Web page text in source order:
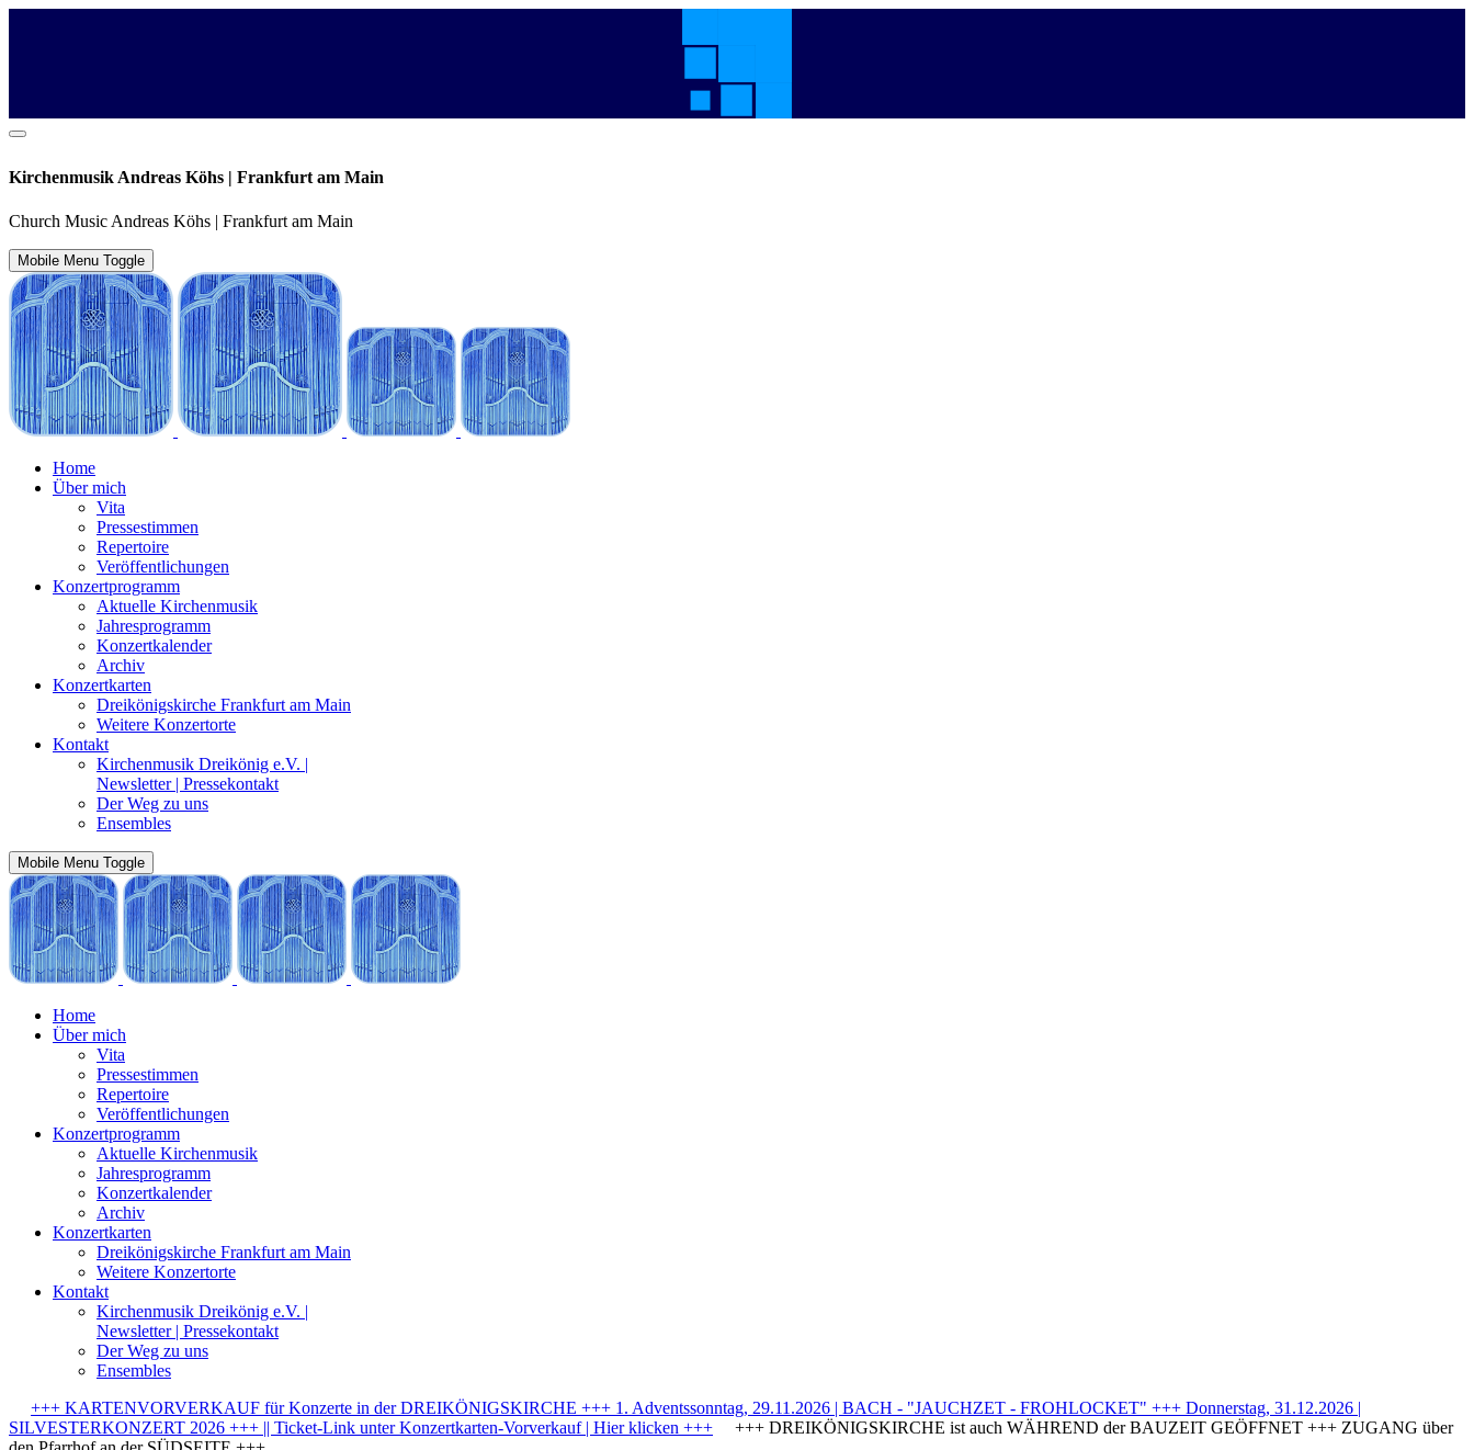
Kirchenmusik Andreas Köhs | Frankfurt am Main
Church Music Andreas Köhs | Frankfurt am Main
Mobile Menu Toggle
Home
Über mich
Vita
Pressestimmen
Repertoire
Veröffentlichungen
Konzertprogramm
Aktuelle Kirchenmusik
Jahresprogramm
Konzertkalender
Archiv
Konzertkarten
Dreikönigskirche Frankfurt am Main
Weitere Konzertorte
Kontakt
Kirchenmusik Dreikönig e.V. |
Newsletter | Pressekontakt
Der Weg zu uns
Ensembles
Mobile Menu Toggle
Home
Über mich
Vita
Pressestimmen
Repertoire
Veröffentlichungen
Konzertprogramm
Aktuelle Kirchenmusik
Jahresprogramm
Konzertkalender
Archiv
Konzertkarten
Dreikönigskirche Frankfurt am Main
Weitere Konzertorte
Kontakt
Kirchenmusik Dreikönig e.V. |
Newsletter | Pressekontakt
Der Weg zu uns
Ensembles
+++ KARTENVORVERKAUF für Konzerte in der DREIKÖNIGSKIRCHE +++ 1. Adventssonntag, 29.11.2026 | BACH - "JAUCHZET - FROHLOCKET" +++ Donnerstag, 31.12.2026 |
SILVESTERKONZERT 2026 +++ || Ticket-Link unter Konzertkarten-Vorverkauf | Hier klicken +++ +++ DREIKÖNIGSKIRCHE ist auch WÄHREND der BAUZEIT GEÖFFNET +++ ZUGANG über